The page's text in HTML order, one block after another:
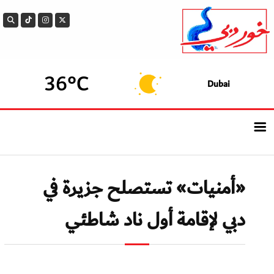
Dubai
36°C
الرئيسيــة
أحدث الأخبار
سوالف الدار
«أمنيات» تستصلح جزيرة في
دبي لإقامة أول ناد شاطئي